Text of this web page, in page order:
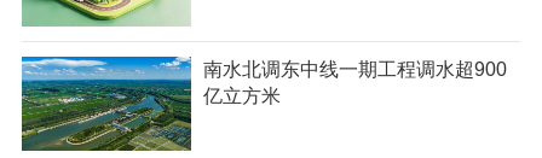
南水北调东中线一期工程调水超900
亿立方米